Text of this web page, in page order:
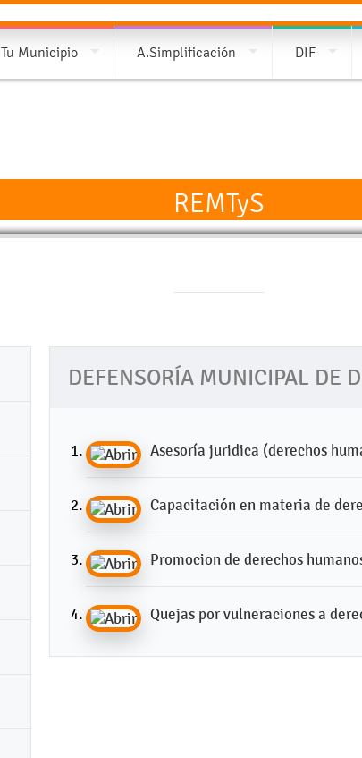
Tu Municipio A.Simplificación DIF
REMTyS
DEFENSORÍA MUNICIPAL DE
Asesoría juridica (derechos
Capacitación en materia de
Promocion de derechos
Quejas por vulneraciones a